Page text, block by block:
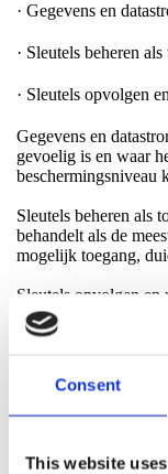
Consent
This website
· Gegevens en
· Sleutels beheren als
· Sleutels opvolgen
Gegevens en
gevoelig is en waar
beschermingsniveau
Sleutels beheren als
behandelt als de
mogelijk toegang,
Sleutels opvolgen en
rotatie, intrekking
u test of het
een eis voor orde in